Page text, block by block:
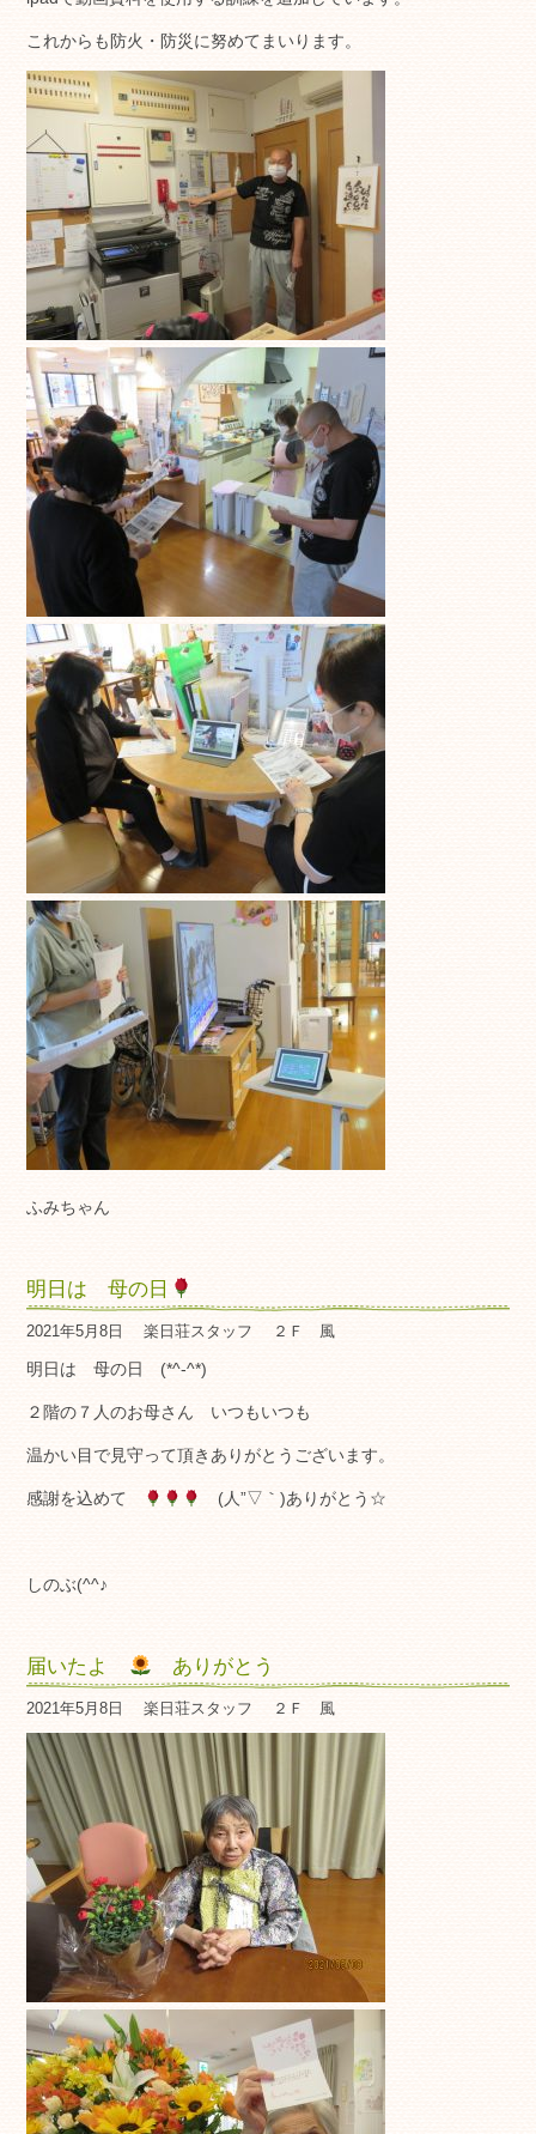
これからも防火・防災に努めてまいります。
ふみちゃん
明日は 母の日
2021年5月8日 楽日荘スタッフ ２Ｆ 風
明日は 母の日 (*^-^*)
２階の７人のお母さん いつもいつも
温かい目で見守って頂きありがとうございます。
感謝を込めて (人”▽｀)ありがとう☆
しのぶ(^^♪
届いたよ ありがとう
2021年5月8日 楽日荘スタッフ ２Ｆ 風